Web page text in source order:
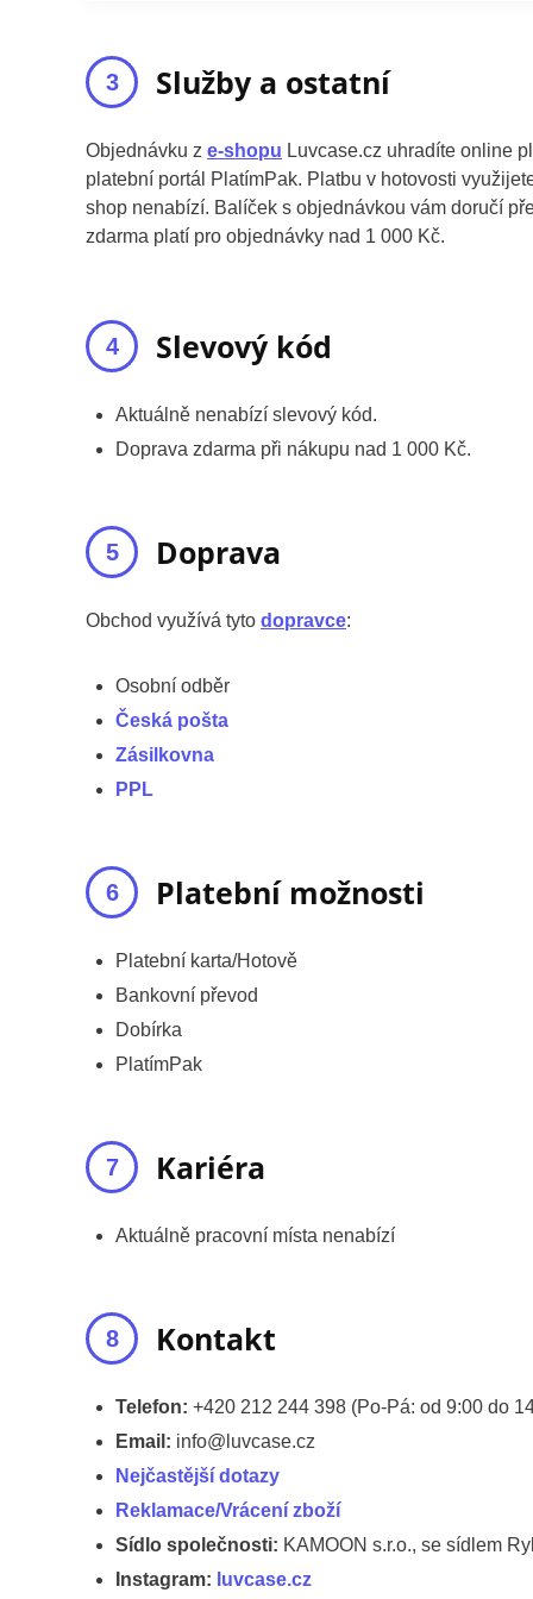
Služby a ostatní
Objednávku z e-shopu Luvcase.cz uhradíte online
platební portál PlatímPak. Platbu v hotovosti
shop nenabízí. Balíček s objednávkou vám doručí
zdarma platí pro objednávky nad 1 000 Kč.
Slevový kód
Aktuálně nenabízí slevový kód.
Doprava zdarma při nákupu nad 1 000 Kč.
Doprava
Obchod využívá tyto dopravce:
Osobní odběr
Česká pošta
Zásilkovna
PPL
Platební možnosti
Platební karta/Hotově
Bankovní převod
Dobírka
PlatímPak
Kariéra
Aktuálně pracovní místa nenabízí
Kontakt
Telefon: +420 212 244 398 (Po-Pá: od 9:00 do
Email: info@luvcase.cz
Nejčastější dotazy
Reklamace/Vrácení zboží
Sídlo společnosti: KAMOON s.r.o., se sídlem
Instagram: luvcase.cz